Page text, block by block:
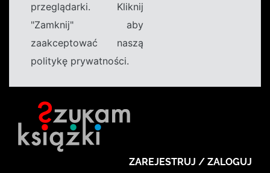
przeglądarki. Kliknij
"Zamknij" aby
zaakceptować naszą
politykę prywatności.
ZAREJESTRUJ / ZALOGUJ